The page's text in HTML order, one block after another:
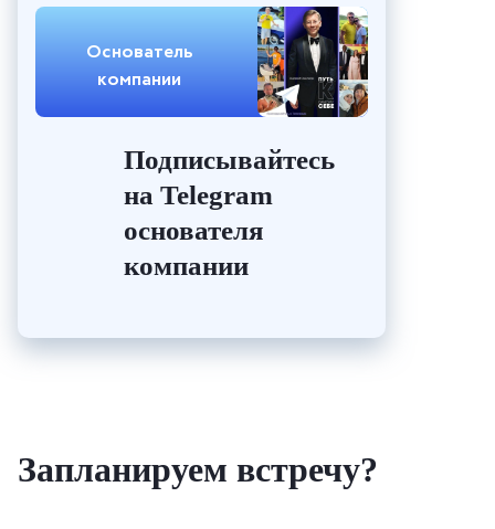
Основатель
компании
Подписывайтесь
на Telegram
основателя
компании
Запланируем встречу?